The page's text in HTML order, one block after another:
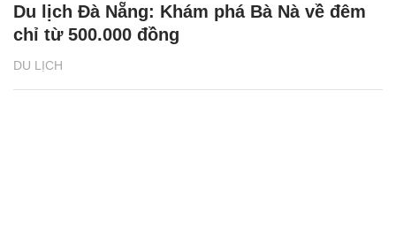
DU LỊCH
Du lịch Đà Nẵng: Khám phá Bà Nà về đêm
chỉ từ 500.000 đồng